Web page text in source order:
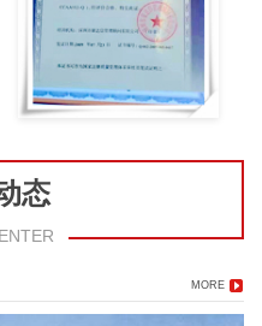
态
MORE